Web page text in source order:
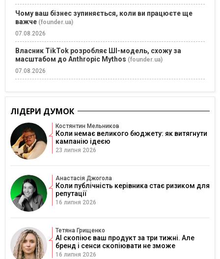
Чому ваш бізнес зупиняється, коли ви працюєте ще
важче (founder.ua)
07.08.2026
Власник TikTok розробляє ШІ-модель, схожу за
масштабом до Anthropic Mythos (founder.ua)
07.08.2026
ЛІДЕРИ ДУМОК
Костянтин Мельников
Коли немає великого бюджету: як витягнути
кампанію ідеєю
23 липня 2026
Анастасія Джогола
Коли публічність керівника стає ризиком для
репутації
16 липня 2026
Тетяна Грищенко
AI скопіює ваш продукт за три тижні. Але
бренд і сенси скопіювати не зможе
16 липня 2026